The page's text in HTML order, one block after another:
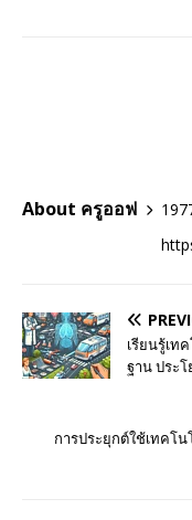
About ครูออฟ
เรียนรู้เท
ฐาน ประ
การประยุกต์ใช้เทคโ